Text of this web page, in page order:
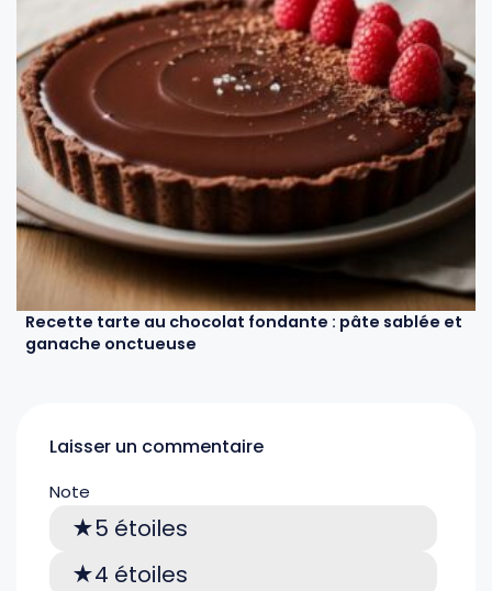
Recette tarte au chocolat fondante : pâte sablée et
ganache onctueuse
Laisser un commentaire
Note
5 étoiles
4 étoiles